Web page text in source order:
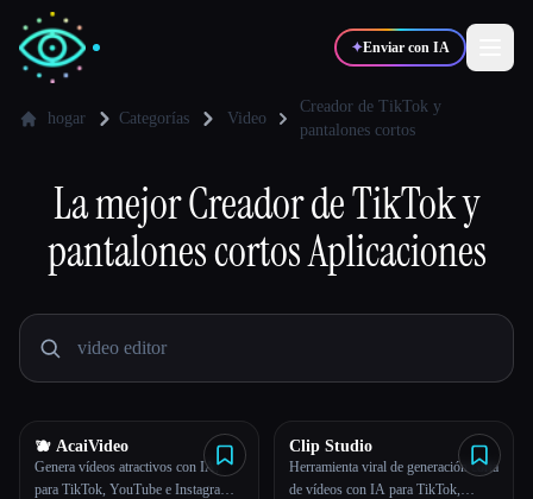
✦Enviar con IA
💻Desarrolladores 📈Marketers
🎓 Estudiantes
Blog
hogar Categorías Video
Creador de TikTok y
pantalones cortos
La mejorCreador de TikTok y
pantalones cortosAplicaciones
🫐 AcaiVideo
Genera vídeos atractivos con IA,
para TikTok, YouTube e Instagram
Clip Studio
Herramienta viral de generación corta
de vídeos con IA para TikTok,